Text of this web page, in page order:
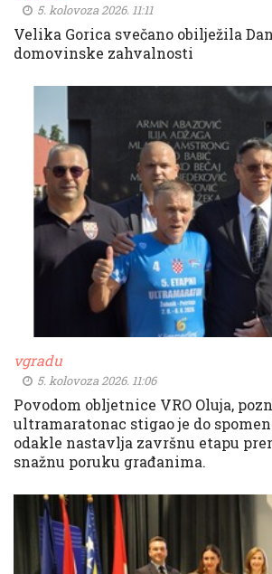
5. kolovoza 2026. 11:11
Velika Gorica svečano obilježila
domovinske zahvalnosti
vgradu
5. kolovoza 2026. 11:06
Povodom obljetnice VRO Oluja,
ultramaratonac stigao je do
odakle nastavlja završnu etapu
snažnu poruku građanima.